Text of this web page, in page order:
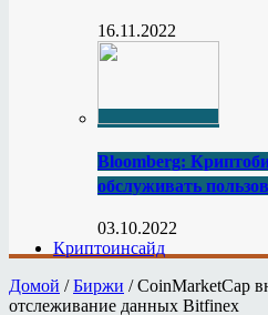
16.11.2022
Bloomberg:
обслуживать
03.10.2022
Криптоинсайд
Домой / Биржи / CoinMarketCap
отслеживание данных Bitfinex